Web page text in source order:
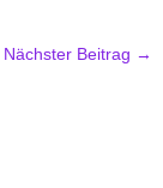
Nächster Beitrag →